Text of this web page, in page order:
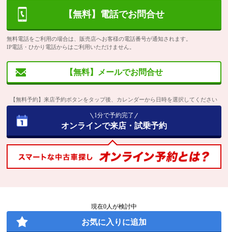
【無料】電話でお問合せ
無料電話をご利用の場合は、販売店へお客様の電話番号が通知されます。
IP電話・ひかり電話からはご利用いただけません。
【無料】メールでお問合せ
【無料予約】来店予約ボタンをタップ後、カレンダーから日時を選択してください
1分で予約完了
オンラインで来店・試乗予約
現在0人が検討中
お気に入りに追加